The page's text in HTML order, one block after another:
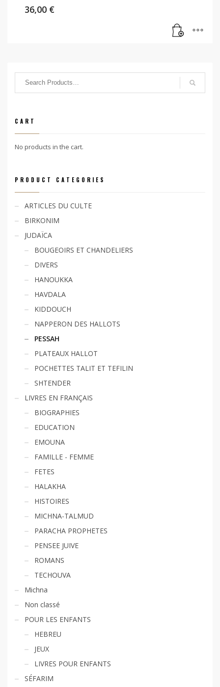
36,00 €
CART
No products in the cart.
PRODUCT CATEGORIES
ARTICLES DU CULTE
BIRKONIM
JUDAÏCA
BOUGEOIRS ET CHANDELIERS
DIVERS
HANOUKKA
HAVDALA
KIDDOUCH
NAPPERON DES HALLOTS
PESSAH
PLATEAUX HALLOT
POCHETTES TALIT ET TEFILIN
SHTENDER
LIVRES EN FRANÇAIS
BIOGRAPHIES
EDUCATION
EMOUNA
FAMILLE - FEMME
FETES
HALAKHA
HISTOIRES
MICHNA-TALMUD
PARACHA PROPHETES
PENSEE JUIVE
ROMANS
TECHOUVA
Michna
Non classé
POUR LES ENFANTS
HEBREU
JEUX
LIVRES POUR ENFANTS
SÉFARIM